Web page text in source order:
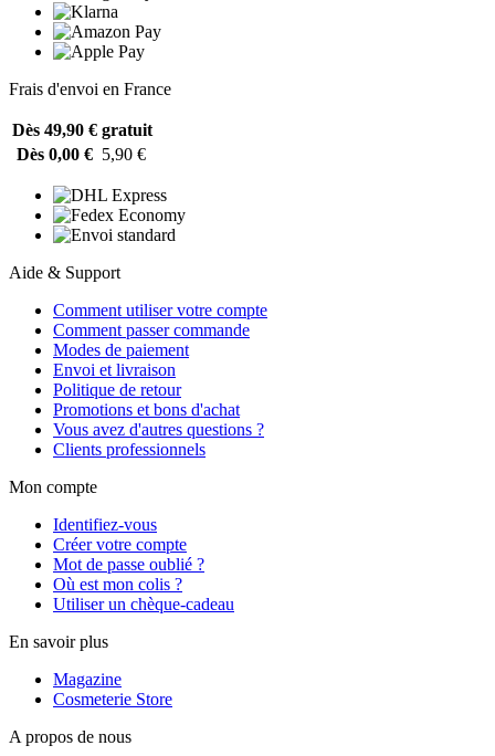
Frais d'envoi en France
Dès 49,90 € gratuit
Dès 0,00 € 5,90 €
Aide & Support
Comment utiliser votre compte
Comment passer commande
Modes de paiement
Envoi et livraison
Politique de retour
Promotions et bons d'achat
Vous avez d'autres questions ?
Clients professionnels
Mon compte
Identifiez-vous
Créer votre compte
Mot de passe oublié ?
Où est mon colis ?
Utiliser un chèque-cadeau
En savoir plus
Magazine
Cosmeterie Store
A propos de nous